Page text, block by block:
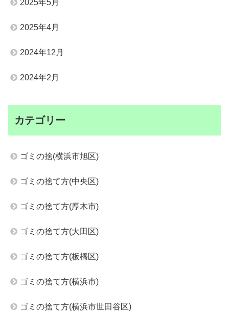
2025年5月
2025年4月
2024年12月
2024年2月
カテゴリー
ゴミの捨(横浜市旭区)
ゴミの捨て方(中央区)
ゴミの捨て方(厚木市)
ゴミの捨て方(大田区)
ゴミの捨て方(板橋区)
ゴミの捨て方(横浜市)
ゴミの捨て方(横浜市世田谷区)